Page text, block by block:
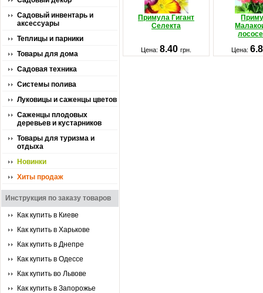
Садовый инвентарь и
аксессуары
Теплицы и парники
Товары для дома
Садовая техника
Системы полива
Луковицы и саженцы цветов
Саженцы плодовых
деревьев и кустарников
Товары для туризма и
отдыха
Новинки
Хиты продаж
Инструкция по заказу товаров
Как купить в Киеве
Как купить в Харькове
Как купить в Днепре
Как купить в Одессе
Как купить во Львове
Как купить в Запорожье
Примула Гигант
Селекта
Цена: 8.40 грн. Цена: